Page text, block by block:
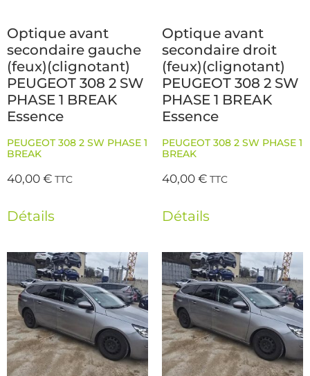
Optique avant
secondaire gauche
(feux)(clignotant)
PEUGEOT 308 2 SW
PHASE 1 BREAK
Essence
PEUGEOT 308 2 SW PHASE 1
BREAK
40,00€ TTC
Détails
Optique avant
secondaire droit
(feux)(clignotant)
PEUGEOT 308 2 SW
PHASE 1 BREAK
Essence
PEUGEOT 308 2 SW PHASE 1
BREAK
40,00€ TTC
Détails